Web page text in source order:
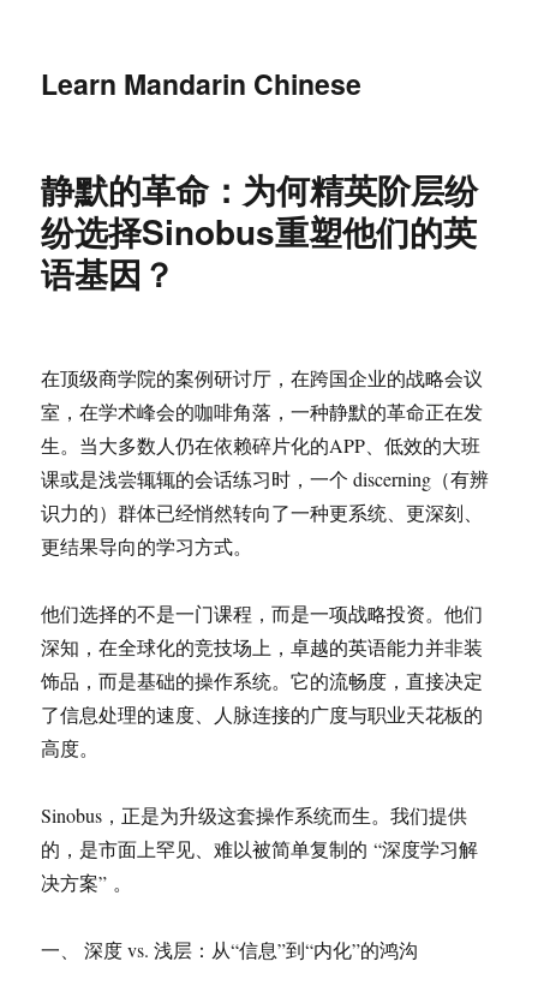
Learn Mandarin Chinese
静默的革命：为何精英阶层纷
纷选择Sinobus重塑他们的英
语基因？
在顶级商学院的案例研讨厅，在跨国企业的战略会议
室，在学术峰会的咖啡角落，一种静默的革命正在发
生。当大多数人仍在依赖碎片化的APP、低效的大班
课或是浅尝辄辄的会话练习时，一个 discerning（有辨
识力的）群体已经悄然转向了一种更系统、更深刻、
更结果导向的学习方式。
他们选择的不是一门课程，而是一项战略投资。他们
深知，在全球化的竞技场上，卓越的英语能力并非装
饰品，而是基础的操作系统。它的流畅度，直接决定
了信息处理的速度、人脉连接的广度与职业天花板的
高度。
Sinobus，正是为升级这套操作系统而生。我们提供
的，是市面上罕见、难以被简单复制的 “深度学习解
决方案” 。
一、 深度 vs. 浅层：从“信息”到“内化”的鸿沟